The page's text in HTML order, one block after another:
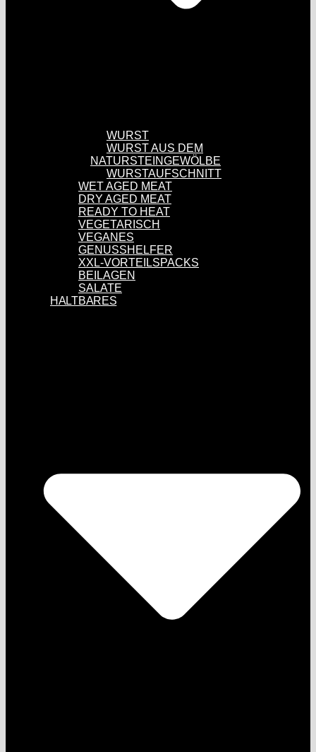
WURST
WURST AUS DEM
NATURSTEINGEWÖLBE
WURSTAUFSCHNITT
WET AGED MEAT
DRY AGED MEAT
READY TO HEAT
VEGETARISCH
VEGANES
GENUSSHELFER
XXL-VORTEILSPACKS
BEILAGEN
SALATE
HALTBARES